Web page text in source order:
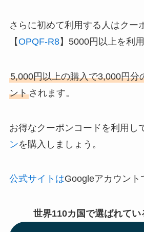
さらに初めて利用する人はクー
【OPQF-R8】5000円以上を利
5,000円以上の購入で3,000円分
ントされます。
お得なクーポンコードを利用し
ンを購入しましょう。
公式サイトはGoogleアカウント
世界110カ国で選ばれてい